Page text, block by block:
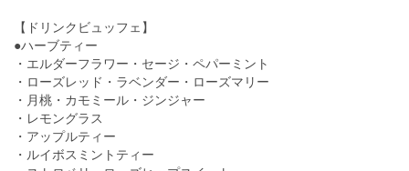
【ドリンクビュッフェ】
●ハーブティー
・エルダーフラワー・セージ・ペパーミント
・ローズレッド・ラベンダー・ローズマリー
・月桃・カモミール・ジンジャー
・レモングラス
・アップルティー
・ルイボスミントティー